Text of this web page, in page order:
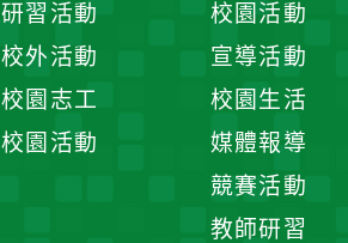
研習活動
校外活動
校園志工
校園活動
校園活動
宣導活動
校園生活
媒體報導
競賽活動
教師研習